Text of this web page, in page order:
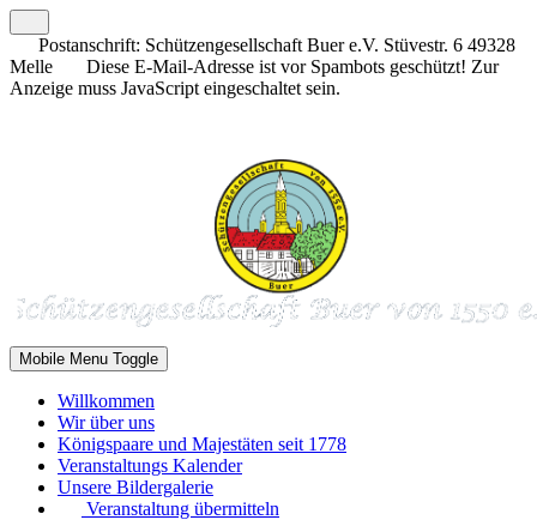
Postanschrift: Schützengesellschaft Buer e.V. Stüvestr. 6 49328
Melle
Diese E-Mail-Adresse ist vor Spambots geschützt! Zur
Anzeige muss JavaScript eingeschaltet sein.
Mobile Menu Toggle
Willkommen
Wir über uns
Königspaare und Majestäten seit 1778
Veranstaltungs Kalender
Unsere Bildergalerie
Veranstaltung übermitteln